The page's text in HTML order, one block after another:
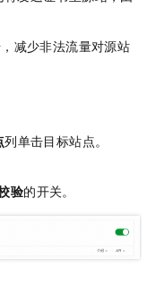
减少非法流量对源站
列单击目标站点。
验的开关。